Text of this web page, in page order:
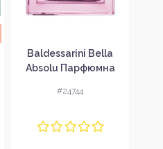
Baldessarini Bella
Absolu Парфюмна
#24744